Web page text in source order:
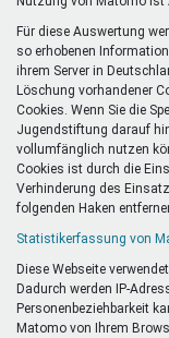
Für diese Auswertung
so erhobenen
ihrem Server in
Löschung vorhandener
Cookies. Wenn Sie die
Jugendstiftung darauf
vollumfänglich nutzen
Cookies ist durch die
Verhinderung des
folgenden Haken
Statistikerfassung von
Diese Webseite
Dadurch werden IP-
Personenbeziehbarkeit
Matomo von Ihrem